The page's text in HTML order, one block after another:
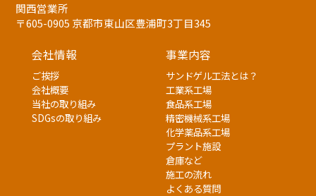
関西営業所
〒605-0905 京都市東山区豊浦町3丁目345
会社情報
ご挨拶
会社概要
当社の取り組み
SDGsの取り組み
事業内容
サンドゲル工法とは？
工業系工場
食品系工場
精密機械系工場
化学薬品系工場
プラント施設
倉庫など
施工の流れ
よくある質問